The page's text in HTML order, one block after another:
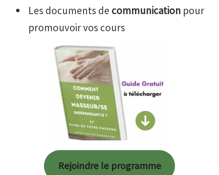
Les documents de communication pour
promouvoir vos cours
Rejoindre le programme